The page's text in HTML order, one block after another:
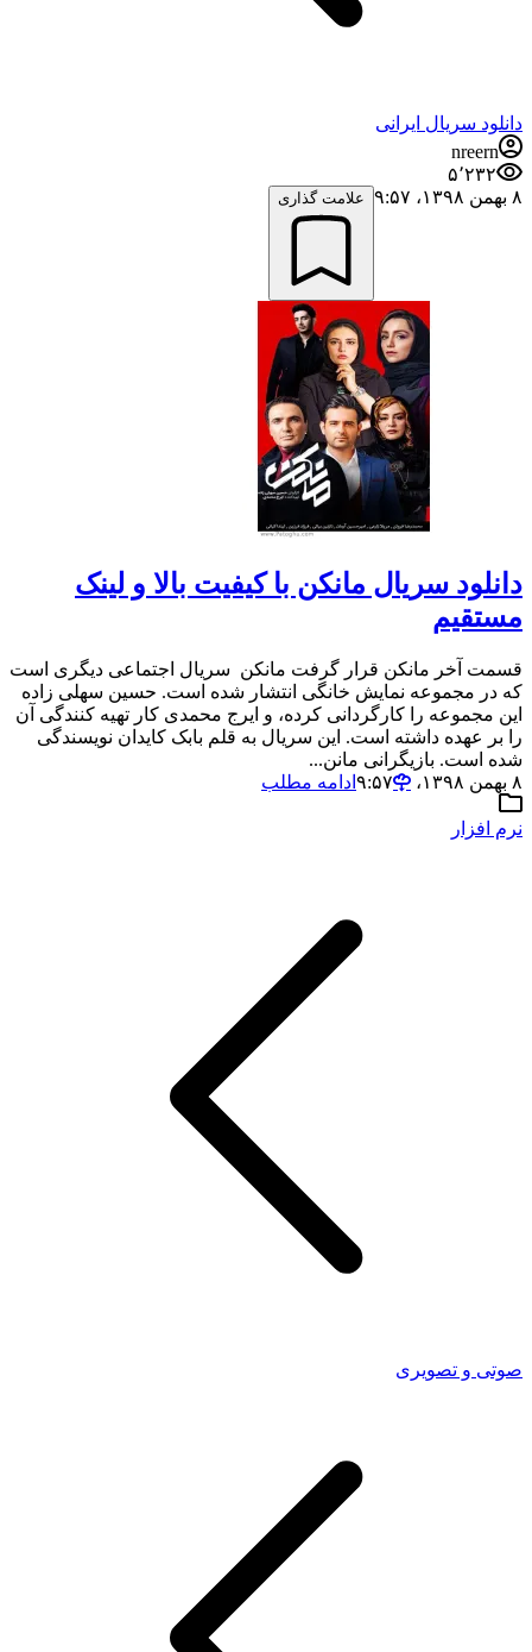
دانلود سریال ایرانی
nreern
۵٬۲۳۲
۸ بهمن ۱۳۹۸،‏ ۹:۵۷
علامت گذاری
دانلود سریال مانکن با کیفیت بالا و لینک
مستقیم
قسمت آخر مانکن قرار گرفت مانکن سریال اجتماعی دیگری است
که در مجموعه نمایش خانگی انتشار شده است. حسین سهلی زاده
این مجموعه را کارگردانی کرده، و ایرج محمدی کار تهیه کنندگی آن
را بر عهده داشته است. این سریال به قلم بابک کایدان نویسندگی
شده است. بازیگرانی مانن...
۸ بهمن ۱۳۹۸،‏ ۹:۵۷
ادامه مطلب
نرم افزار
صوتی و تصویری